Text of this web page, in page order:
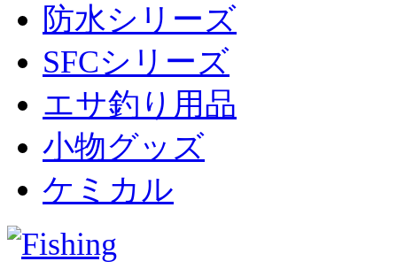
防水シリーズ
SFCシリーズ
エサ釣り用品
小物グッズ
ケミカル